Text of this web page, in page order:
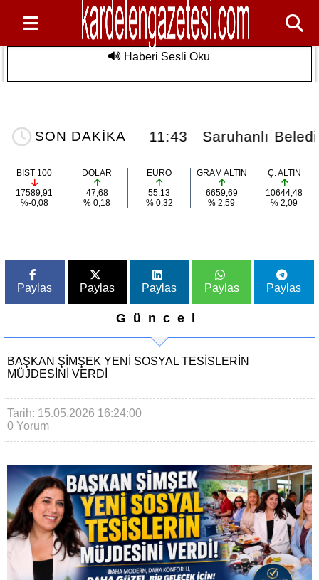
Haberi Sesli Oku
SON DAKİKA
vefat... 11:43 Saruhanlı
BIST 100
17589,91
%-0,08
DOLAR
47,68
% 0,18
EURO
55,13
% 0,32
GRAM ALTIN
6659,69
% 2,59
Ç. ALTIN
10644,48
% 2,09
Paylas Paylas Paylas Paylas Paylas
Güncel
BAŞKAN ŞİMŞEK YENİ SOSYAL TESİSLERİN
MÜJDESİNİ VERDİ
Tarih: 15.05.2026 16:24:00
0 Yorum